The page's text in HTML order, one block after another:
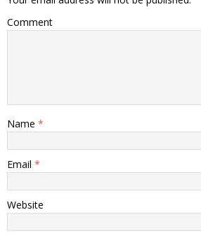
Comment
Name *
Email *
Website